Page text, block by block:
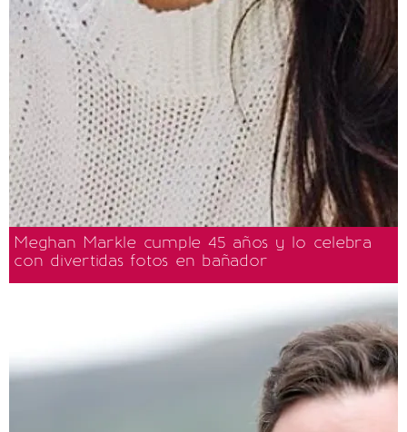
Meghan Markle cumple 45 años y lo celebra
con divertidas fotos en bañador